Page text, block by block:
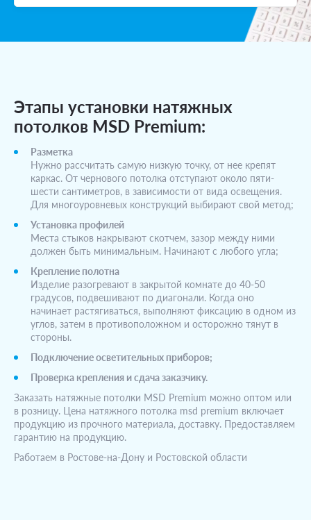
Этапы установки натяжных
потолков MSD Premium:
Разметка
Нужно рассчитать самую низкую точку, от нее крепят
каркас. От чернового потолка отступают около пяти-
шести сантиметров, в зависимости от вида освещения.
Для многоуровневых конструкций выбирают свой метод;
Установка профилей
Места стыков накрывают скотчем, зазор между ними
должен быть минимальным. Начинают с любого угла;
Крепление полотна
Изделие разогревают в закрытой комнате до 40-50
градусов, подвешивают по диагонали. Когда оно
начинает растягиваться, выполняют фиксацию в одном из
углов, затем в противоположном и осторожно тянут в
стороны.
Подключение осветительных приборов;
Проверка крепления и сдача заказчику.
Заказать натяжные потолки MSD Premium можно оптом или
в розницу. Цена натяжного потолка msd premium включает
продукцию из прочного материала, доставку. Предоставляем
гарантию на продукцию.
Работаем в Ростове-на-Дону и Ростовской области